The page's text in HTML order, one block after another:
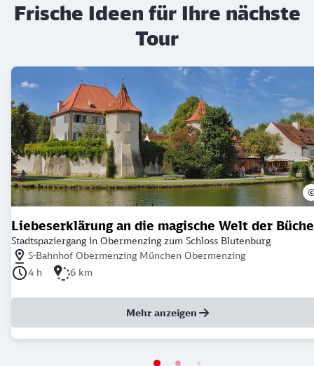
Frische Ideen für Ihre nächste
Tour
Liebeserklärung an die magische Welt der
Stadtspaziergang in Obermenzing zum Schloss Blutenburg
Nächstgelegener Bahnhof: S-Bahnhof Obermenzing München
S-Bahnhof Obermenzing München Obermenzing
Dauer der Tour: 4 Stunden
4 h Länge der Tour: 6 Kilometer
6 km
Mehr anzeigen